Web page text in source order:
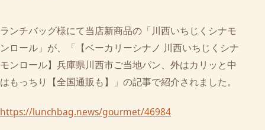
ランチバッグ様にて当店新商品の「川西いちじくシナモ
ンロール」が、「【ベーカリーシナノ 川西いちじくシナ
モンロール】兵庫県川西市ご当地パン、外はカリッと中
はもっちり【全国通販も】」の記事で紹介されました。
https://lunchbag.news/gourmet/46984